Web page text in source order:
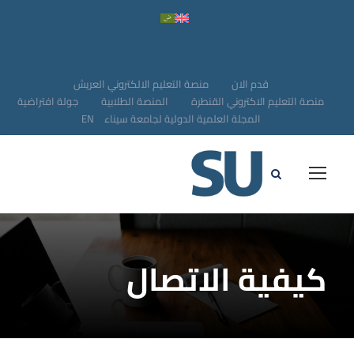
قدم الان
منصة التعليم الالكتروني العريش
منصة التعليم الاكتروني القنطرة
المنصة الطلابية
جولة افتراضية
المجلة العلمية الدولية لجامعة سيناء EN
كيفية الاتصال